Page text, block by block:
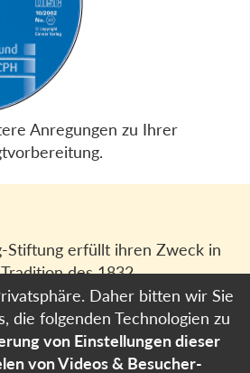
Anregungen zu Ihrer
Stiftung erfüllt ihren Zweck in
des 1832
Verlagsvereins, der
Bücher und Medien
Daher bitten wir Sie
die folgenden Technologien zu
von Einstellungen dieser
von Videos & Besucher-